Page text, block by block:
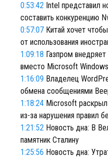
0:53:42 Intel представил
составить конкуренцию
0:57:07 Китай хочет
от использования
1:09:18 Газпром
вместо Microsoft Windows
1:16:09 Владелец
обмена сообщениями
1:18:24 Microsoft раскрыл
из-за нарушения правил
1:21:52 Новость дна: В
памятник Сталину
1:25:56 Новость дна: